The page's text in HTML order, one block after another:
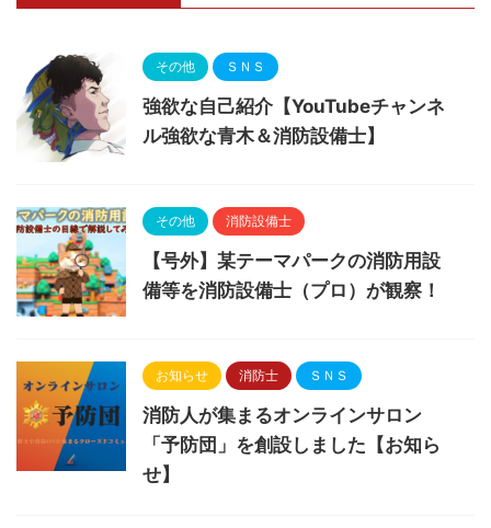
その他 ＳＮＳ
強欲な自己紹介【YouTubeチャンネ
ル強欲な青木＆消防設備士】
その他 消防設備士
【号外】某テーマパークの消防用設
備等を消防設備士（プロ）が観察！
お知らせ 消防士 ＳＮＳ
消防人が集まるオンラインサロン
「予防団」を創設しました【お知ら
せ】